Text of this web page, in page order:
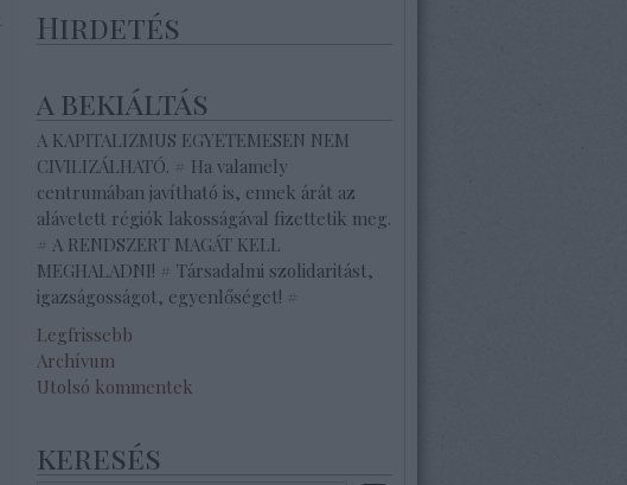
Hirdetés
a bekiáltás
A KAPITALIZMUS EGYETEMESEN NEM
CIVILIZÁLHATÓ. # Ha valamely
centrumában javítható is, ennek árát az
alávetett régiók lakosságával fizettetik meg.
# A RENDSZERT MAGÁT KELL
MEGHALADNI! # Társadalmi szolidaritást,
igazságosságot, egyenlőséget! #
Legfrissebb
Archívum
Utolsó kommentek
keresés